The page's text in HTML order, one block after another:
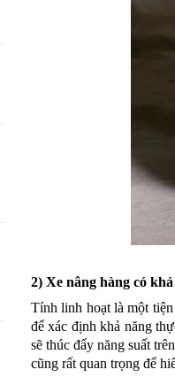
2) Xe nâng hàng có
Tính linh hoạt là một
để xác định khả năng
sẽ thúc đẩy năng suất
cũng rất quan trọng để